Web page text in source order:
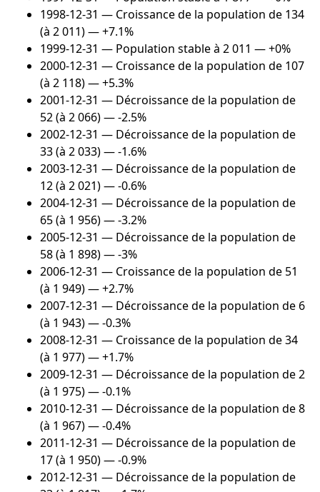
1998-12-31 — Croissance de la population de 134
(à 2 011) — +7.1%
1999-12-31 — Population stable à 2 011 — +0%
2000-12-31 — Croissance de la population de 107
(à 2 118) — +5.3%
2001-12-31 — Décroissance de la population de
52 (à 2 066) — -2.5%
2002-12-31 — Décroissance de la population de
33 (à 2 033) — -1.6%
2003-12-31 — Décroissance de la population de
12 (à 2 021) — -0.6%
2004-12-31 — Décroissance de la population de
65 (à 1 956) — -3.2%
2005-12-31 — Décroissance de la population de
58 (à 1 898) — -3%
2006-12-31 — Croissance de la population de 51
(à 1 949) — +2.7%
2007-12-31 — Décroissance de la population de 6
(à 1 943) — -0.3%
2008-12-31 — Croissance de la population de 34
(à 1 977) — +1.7%
2009-12-31 — Décroissance de la population de 2
(à 1 975) — -0.1%
2010-12-31 — Décroissance de la population de 8
(à 1 967) — -0.4%
2011-12-31 — Décroissance de la population de
17 (à 1 950) — -0.9%
2012-12-31 — Décroissance de la population de